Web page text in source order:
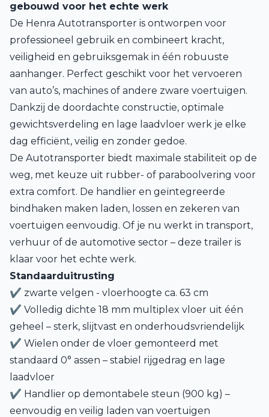
gebouwd voor het echte werk
De Henra Autotransporter is ontworpen voor
professioneel gebruik en combineert kracht,
veiligheid en gebruiksgemak in één robuuste
aanhanger. Perfect geschikt voor het vervoeren
van auto’s, machines of andere zware voertuigen.
Dankzij de doordachte constructie, optimale
gewichtsverdeling en lage laadvloer werk je elke
dag efficiënt, veilig en zonder gedoe.
De Autotransporter biedt maximale stabiliteit op de
weg, met keuze uit rubber- of paraboolvering voor
extra comfort. De handlier en geïntegreerde
bindhaken maken laden, lossen en zekeren van
voertuigen eenvoudig. Of je nu werkt in transport,
verhuur of de automotive sector – deze trailer is
klaar voor het echte werk.
Standaarduitrusting
✔ zwarte velgen - vloerhoogte ca. 63 cm
✔ Volledig dichte 18 mm multiplex vloer uit één
geheel – sterk, slijtvast en onderhoudsvriendelijk
✔ Wielen onder de vloer gemonteerd met
standaard 0° assen – stabiel rijgedrag en lage
laadvloer
✔ Handlier op demontabele steun (900 kg) –
eenvoudig en veilig laden van voertuigen